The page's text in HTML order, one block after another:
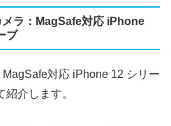
ラ：MagSafe対応 iPhone
ブ
対応 iPhone 12 シリー
介します。